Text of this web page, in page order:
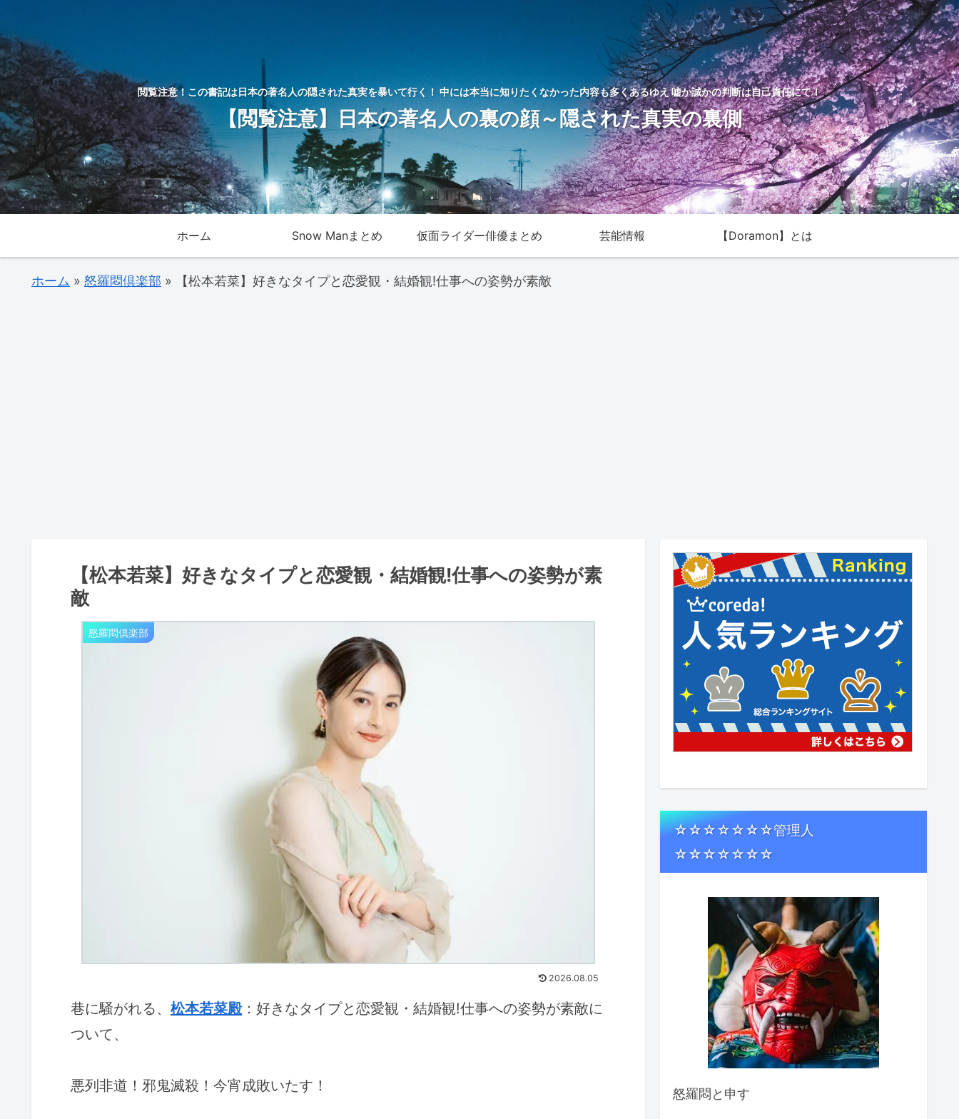
閲覧注意！この書記は日本の著名人の隠された真実を暴いて行く！ 中には本当に知りたくなかった内容も多くあるゆえ 嘘か誠かの判断は自己責任にて！
【閲覧注意】日本の著名人の裏の顔～隠された真実の裏側
ホーム Snow Manまとめ 仮面ライダー俳優まとめ 芸能情報 【Doramon】とは
ホーム » 怒羅悶倶楽部 » 【松本若菜】好きなタイプと恋愛観・結婚観!仕事への姿勢が素敵
【松本若菜】好きなタイプと恋愛観・結婚観!仕事への姿勢が素
敵
怒羅悶倶楽部
2026.08.05
巷に騒がれる、 松本若菜殿：好きなタイプと恋愛観・結婚観!仕事への姿勢が素敵に
ついて、
悪列非道！邪鬼滅殺！今宵成敗いたす！
☆☆☆☆☆☆☆管理人
☆☆☆☆☆☆☆
怒羅悶と申す